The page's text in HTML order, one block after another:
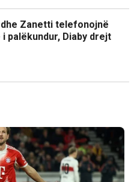
Zanetti telefonojnë
palëkundur, Diaby drejt